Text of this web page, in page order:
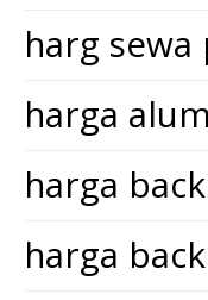
harg
harga
harga
harga